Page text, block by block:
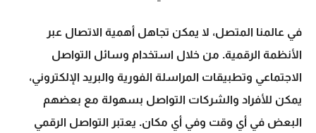
في عالمنا المتصل، لا يمكن تجاهل أهمية الاتصال عبر
الأنظمة الرقمية. من خلال استخدام وسائل التواصل
الاجتماعي وتطبيقات المراسلة الفورية والبريد الإلكتروني،
يمكن للأفراد والشركات التواصل بسهولة مع بعضهم
البعض في أي وقت وفي أي مكان. يعتبر التواصل الرقمي